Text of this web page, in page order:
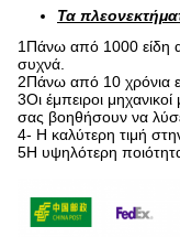
Τα
1Πάνω από 1000 είδη
συχνά.
2Πάνω από 10 χρόνια
3Οι έμπειροι
σας βοηθήσουν να
4- Η καλύτερη τιμή
5Η υψηλότερη